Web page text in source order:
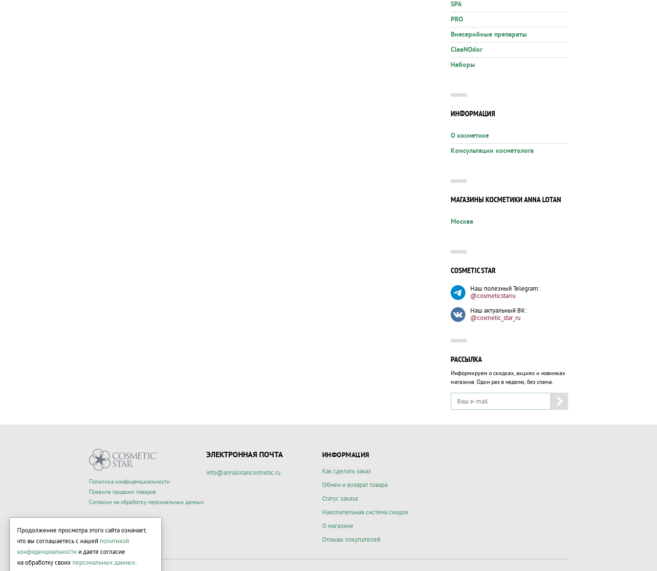
SPA
PRO
Внесерийные препараты
CleaNOdor
Наборы
ИНФОРМАЦИЯ
О косметике
Консультации косметолога
МАГАЗИНЫ КОСМЕТИКИ ANNA LOTAN
Москва
COSMETIC STAR
Наш полезный Telegram:
@cosmeticstarru
Наш актуальный ВК:
@cosmetic_star_ru
РАССЫЛКА
Информируем о скидках, акциях и новинках
магазина. Один раз в неделю, без спама.
Политика конфиденциальности
Правила продажи товаров
Согласие на обработку персональных данных
ЭЛЕКТРОННАЯ ПОЧТА
info@annalotancosmetic.ru
ИНФОРМАЦИЯ
Как сделать заказ
Обмен и возврат товара
Статус заказа
Накопительная система скидок
О магазине
Отзывы покупателей
Продолжение просмотра этого сайта означает,
что вы соглашаетесь с нашей политикой
конфиденциальности и даете согласие
на обработку своих персональных данных.